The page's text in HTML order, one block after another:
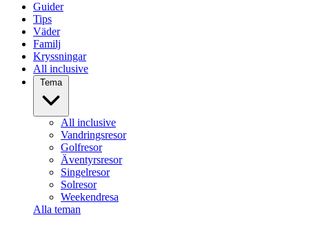
Guider
Tips
Väder
Familj
Kryssningar
All inclusive
Tema
All inclusive
Vandringsresor
Golfresor
Äventyrsresor
Singelresor
Solresor
Weekendresa
Alla teman